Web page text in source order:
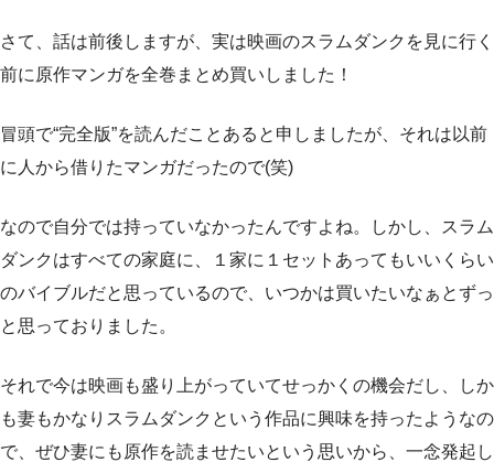
さて、話は前後しますが、実は映画のスラムダンクを見に行く
前に原作マンガを全巻まとめ買いしました！
冒頭で“完全版”を読んだことあると申しましたが、それは以前
に人から借りたマンガだったので(笑)
なので自分では持っていなかったんですよね。しかし、スラム
ダンクはすべての家庭に、１家に１セットあってもいいくらい
のバイブルだと思っているので、いつかは買いたいなぁとずっ
と思っておりました。
それで今は映画も盛り上がっていてせっかくの機会だし、しか
も妻もかなりスラムダンクという作品に興味を持ったようなの
で、ぜひ妻にも原作を読ませたいという思いから、一念発起し